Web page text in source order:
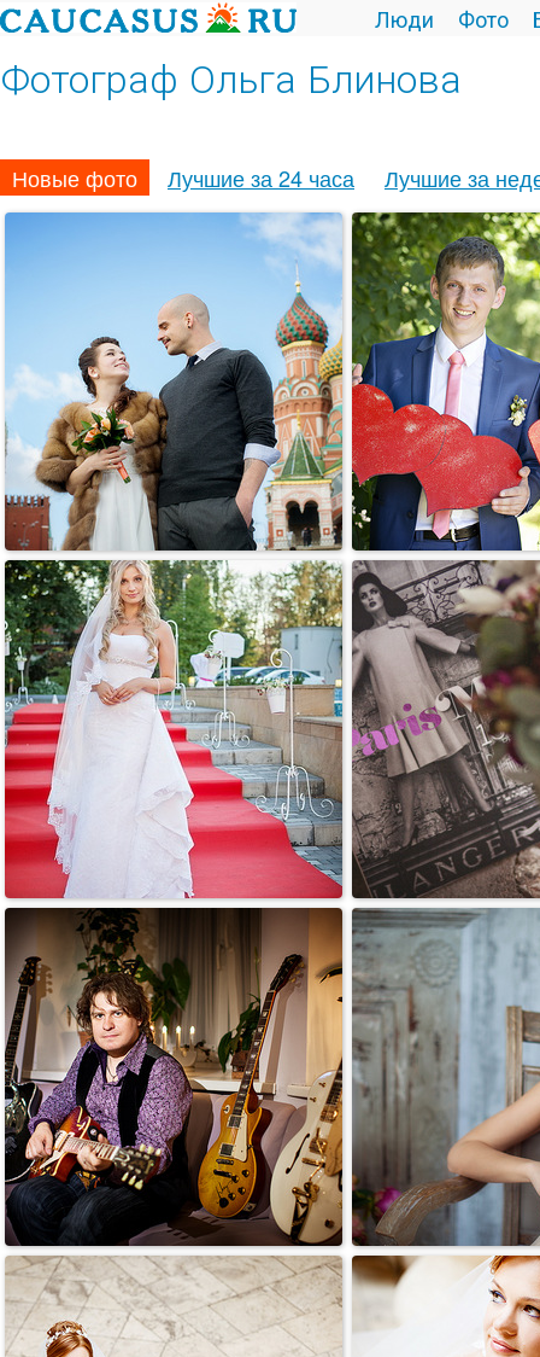
Люди Фото
Фотограф Ольга Блинова
Новые фото Лучшие за 24 часа Лучшие за